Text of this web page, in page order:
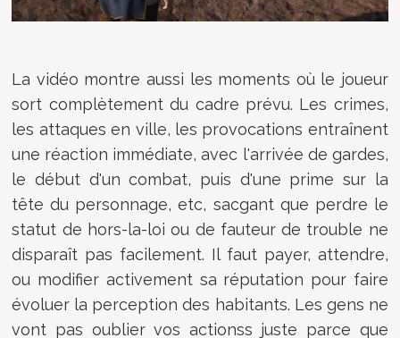
La vidéo montre aussi les moments où le joueur
sort complètement du cadre prévu. Les crimes,
les attaques en ville, les provocations entraînent
une réaction immédiate, avec l'arrivée de gardes,
le début d'un combat, puis d'une prime sur la
tête du personnage, etc, sacgant que perdre le
statut de hors-la-loi ou de fauteur de trouble ne
disparaît pas facilement. Il faut payer, attendre,
ou modifier activement sa réputation pour faire
évoluer la perception des habitants. Les gens ne
vont pas oublier vos actionss juste parce que